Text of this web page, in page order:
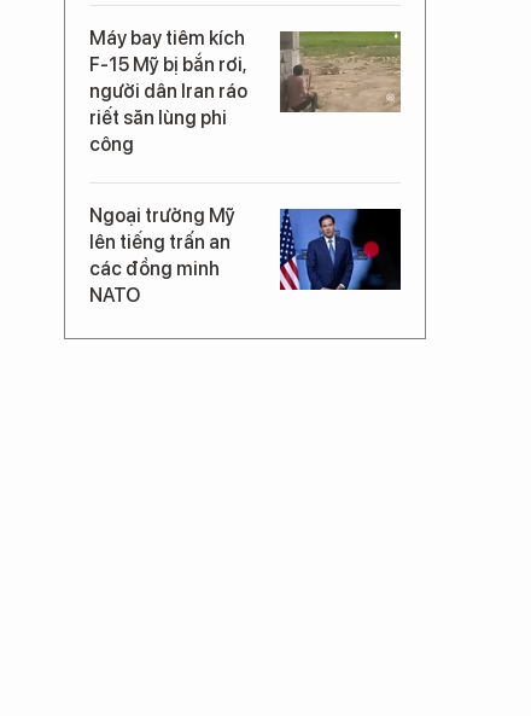
Máy bay tiêm kích
F-15 Mỹ bị bắn rơi,
người dân Iran ráo
riết săn lùng phi
công
Ngoại trưởng Mỹ
lên tiếng trấn an
các đồng minh
NATO